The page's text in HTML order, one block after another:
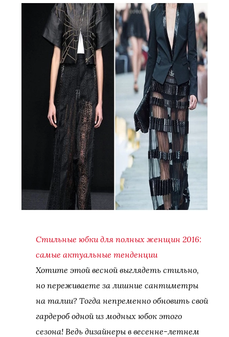
Стильные юбки для полных женщин 2016:
самые актуальные тенденции
Хотите этой весной выглядеть стильно,
но переживаете за лишние сантиметры
на талии? Тогда непременно обновить свой
гардероб одной из модных юбок этого
сезона! Ведь дизайнеры в весенне-летнем